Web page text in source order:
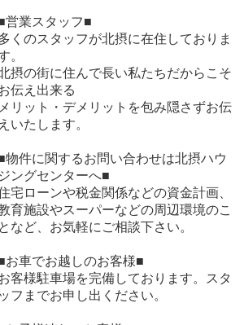
営業スタッフ■
くのスタッフが北摂に在住しておりま
。
摂の街に住んで長い私たちだからこそ
伝え出来る
メリット・デメリットを包み隠さずお伝
えいたします。
物件に関するお問い合わせは北摂ハウ
ジングセンターへ■
宅ローンや税金関係などの資金計画、
育施設やスーパーなどの周辺環境のこ
となど、お気軽にご相談下さい。
お車でお越しのお客様■
客様駐車場を完備しております。スタ
ッフまでお申し出ください。